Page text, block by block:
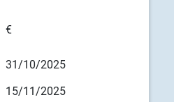
€
31/10/2025
15/11/2025